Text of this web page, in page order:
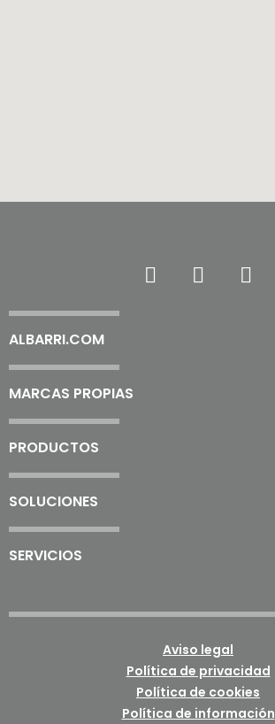
ALBARRI.COM
MARCAS PROPIAS
PRODUCTOS
SOLUCIONES
SERVICIOS
Aviso legal
Política de privacidad
Política de cookies
Política de información